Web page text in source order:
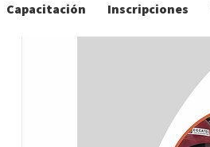
Capacitación Inscripciones